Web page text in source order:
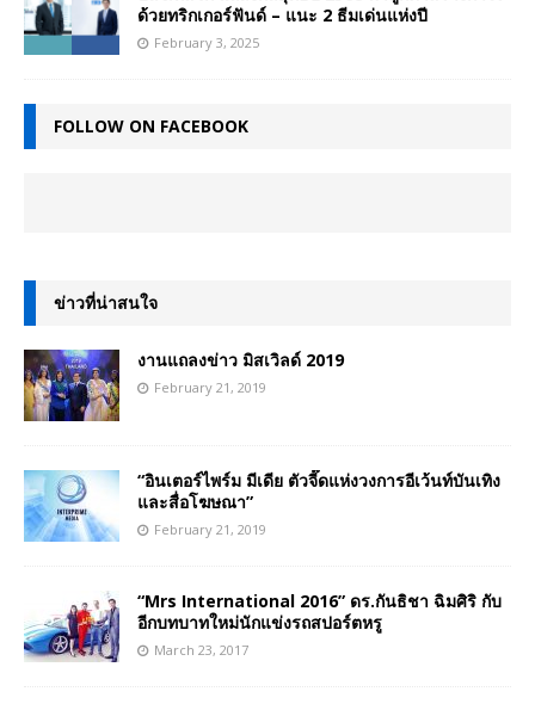
ด้วยทริกเกอร์ฟันด์ – แนะ 2 ธีมเด่นแห่งปี
February 3, 2025
FOLLOW ON FACEBOOK
ข่าวที่น่าสนใจ
งานแถลงข่าว มิสเวิลด์ 2019
February 21, 2019
“อินเตอร์ไพร์ม มีเดีย ตัวจี๊ดแห่งวงการอีเว้นท์บันเทิง
และสื่อโฆษณา”
February 21, 2019
“Mrs International 2016” ดร.กันธิชา ฉิมศิริ กับ
อีกบทบาทใหม่นักแข่งรถสปอร์ตหรู
March 23, 2017